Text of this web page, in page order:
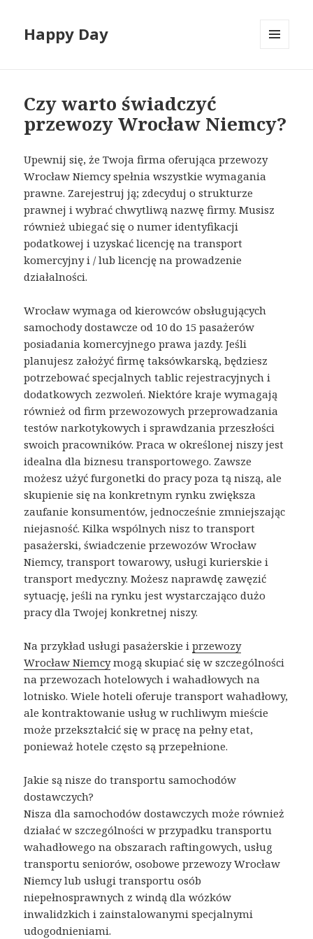
Happy Day
Czy warto świadczyć
przewozy Wrocław Niemcy?
Upewnij się, że Twoja firma oferująca przewozy
Wrocław Niemcy spełnia wszystkie wymagania
prawne. Zarejestruj ją; zdecyduj o strukturze
prawnej i wybrać chwytliwą nazwę firmy. Musisz
również ubiegać się o numer identyfikacji
podatkowej i uzyskać licencję na transport
komercyjny i / lub licencję na prowadzenie
działalności.
Wrocław wymaga od kierowców obsługujących
samochody dostawcze od 10 do 15 pasażerów
posiadania komercyjnego prawa jazdy. Jeśli
planujesz założyć firmę taksówkarską, będziesz
potrzebować specjalnych tablic rejestracyjnych i
dodatkowych zezwoleń. Niektóre kraje wymagają
również od firm przewozowych przeprowadzania
testów narkotykowych i sprawdzania przeszłości
swoich pracowników. Praca w określonej niszy jest
idealna dla biznesu transportowego. Zawsze
możesz użyć furgonetki do pracy poza tą niszą, ale
skupienie się na konkretnym rynku zwiększa
zaufanie konsumentów, jednocześnie zmniejszając
niejasność. Kilka wspólnych nisz to transport
pasażerski, świadczenie przewozów Wrocław
Niemcy, transport towarowy, usługi kurierskie i
transport medyczny. Możesz naprawdę zawęzić
sytuację, jeśli na rynku jest wystarczająco dużo
pracy dla Twojej konkretnej niszy.
Na przykład usługi pasażerskie iprzewozy
Wrocław Niemcymogą skupiać się w szczególności
na przewozach hotelowych i wahadłowych na
lotnisko. Wiele hoteli oferuje transport wahadłowy,
ale kontraktowanie usług w ruchliwym mieście
może przekształcić się w pracę na pełny etat,
ponieważ hotele często są przepełnione.
Jakie są nisze do transportu samochodów
dostawczych?
Nisza dla samochodów dostawczych może również
działać w szczególności w przypadku transportu
wahadłowego na obszarach raftingowych, usług
transportu seniorów, osobowe przewozy Wrocław
Niemcy lub usługi transportu osób
niepełnosprawnych z windą dla wózków
inwalidzkich i zainstalowanymi specjalnymi
udogodnieniami.